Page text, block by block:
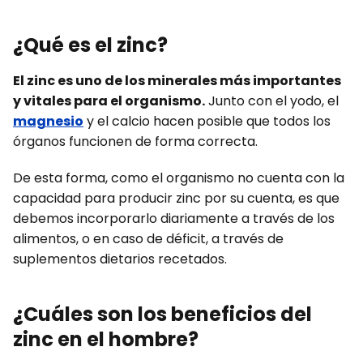
¿Qué es el zinc?
El zinc es uno de los minerales más importantes
y vitales para el organismo.Junto con el yodo, el
magnesio y el calcio hacen posible que todos los
órganos funcionen de forma correcta.
De esta forma, como el organismo no cuenta con la
capacidad para producir zinc por su cuenta, es que
debemos incorporarlo diariamente a través de los
alimentos, o en caso de déficit, a través de
suplementos dietarios recetados.
¿Cuáles son los beneficios del
zinc en el hombre?